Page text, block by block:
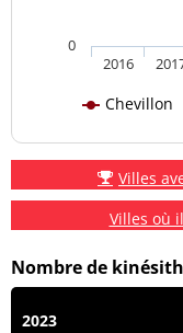
Chevillon
2016
0
Villes
Villes où
Nombre de
2023